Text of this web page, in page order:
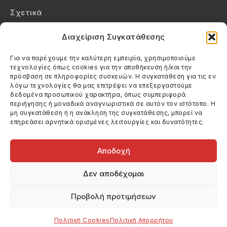
Διαχείριση Συγκατάθεσης
Για να παρέχουμε την καλύτερη εμπειρία, χρησιμοποιούμε
τεχνολογίες όπως cookies για την αποθήκευση ή/και την
πρόσβαση σε πληροφορίες συσκευών. Η συγκατάθεση για τις εν
λόγω τεχνολογίες θα μας επιτρέψει να επεξεργαστούμε
δεδομένα προσωπικού χαρακτήρα, όπως συμπεριφορά
περιήγησης ή μοναδικά αναγνωριστικά σε αυτόν τον ιστότοπο. Η
μη συγκατάθεση ή η ανάκληση της συγκατάθεσης, μπορεί να
επηρεάσει αρνητικά ορισμένες λειτουργίες και δυνατότητες.
Αποδοχή
Δεν αποδέχομαι
Προβολή προτιμήσεων
Πολιτική CookiesΠολιτική Απορρήτου
Σχετικά
Πολιτική Cookies (ΕΕ)
Στοιχεία Επικοινωνίας
Καλεσέ μας
(+30) 6974123481
Στείλε μας email
info@filmandtheater.gr
Copyright 2026 Filmandtheater / All rights reserved